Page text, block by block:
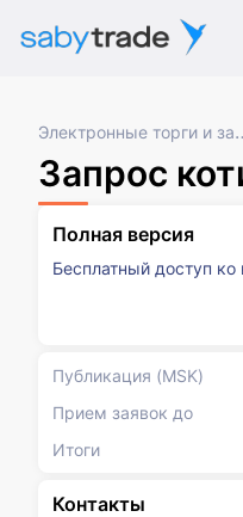
Запрос котировок в
Полная версия
Бесплатный доступ
Публикация (MSK)
Прием заявок до
Итоги
Контакты